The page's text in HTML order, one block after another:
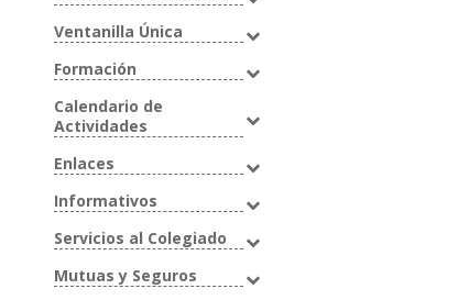
Ventanilla Única
Formación
Calendario de
Actividades
Enlaces
Informativos
Servicios al Colegiado
Mutuas y Seguros